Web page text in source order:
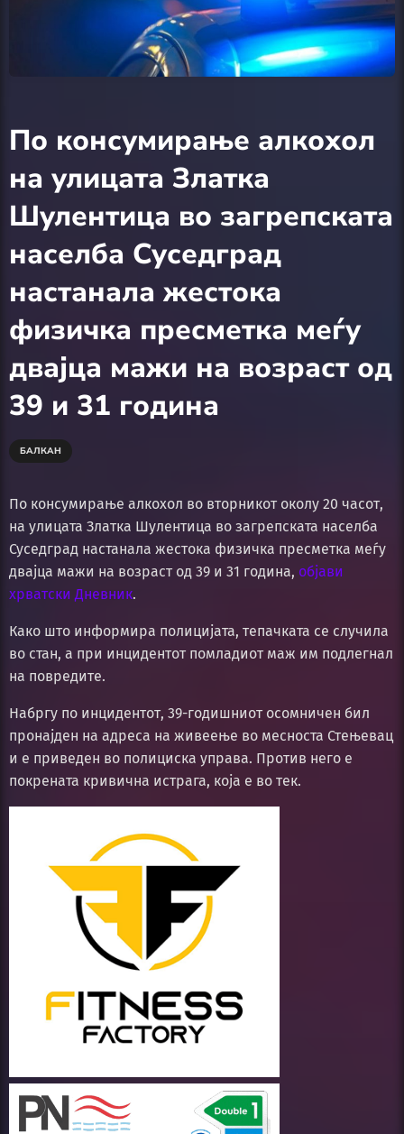
По консумирање алкохол
на улицата Златка
Шулентица во загрепската
населба Суседград
настанала жестока
физичка пресметка меѓу
двајца мажи на возраст од
39 и 31 година
БАЛКАН
По консумирање алкохол во вторникот околу 20 часот,
на улицата Златка Шулентица во загрепската населба
Суседград настанала жестока физичка пресметка меѓу
двајца мажи на возраст од 39 и 31 година, објави
хрватски Дневник.
Како што информира полицијата, тепачката се случила
во стан, а при инцидентот помладиот маж им подлегнал
на повредите.
Набргу по инцидентот, 39-годишниот осомничен бил
пронајден на адреса на живеење во месноста Стењевац
и е приведен во полициска управа. Против него е
покрената кривична истрага, која е во тек.